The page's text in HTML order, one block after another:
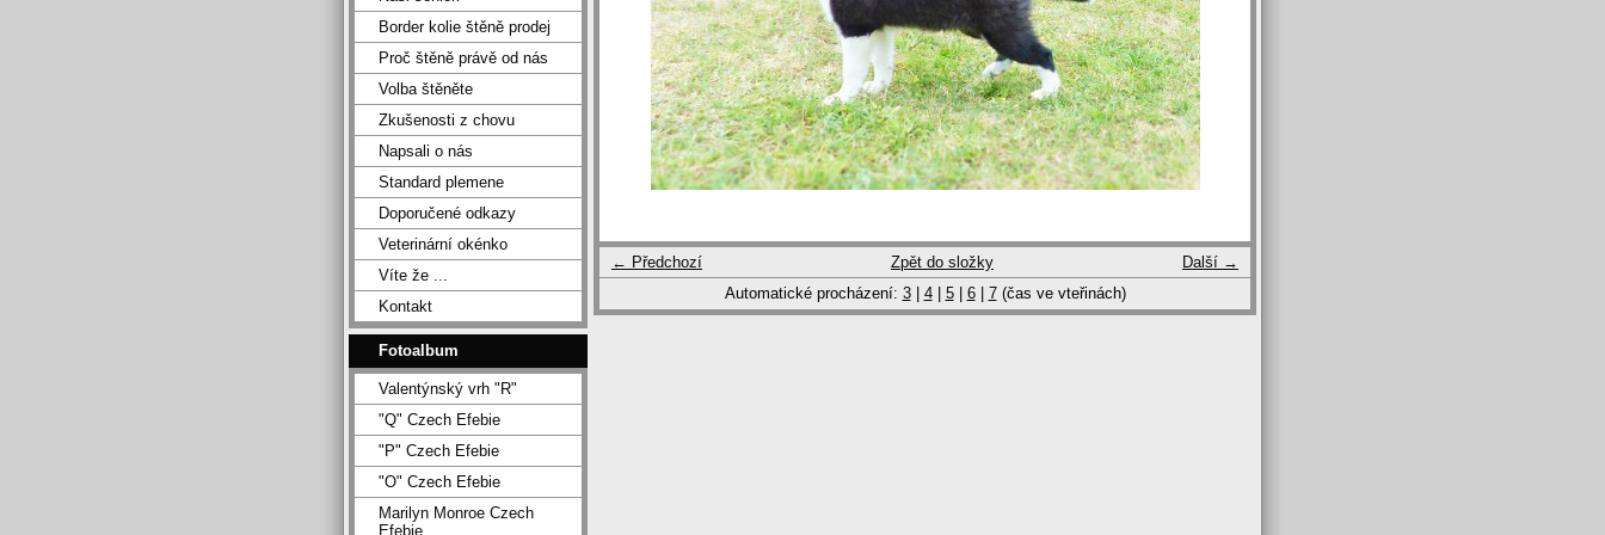
← Předchozí Další →
Zpět do složky
Automatické procházení: 3| 4| 5| 6| 7(čas ve vteřinách)
Border kolie štěně prodej
Proč štěně právě od nás
Volba štěněte
Zkušenosti z chovu
Napsali o nás
Standard plemene
Doporučené odkazy
Veterinární okénko
Víte že ...
Kontakt
Fotoalbum
Valentýnský vrh "R"
"Q" Czech Efebie
"P" Czech Efebie
"O" Czech Efebie
Marilyn Monroe Czech
Efebie